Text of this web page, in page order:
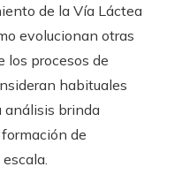
de la Vía Láctea
evolucionan otras
los procesos de
habituales
análisis brinda
de